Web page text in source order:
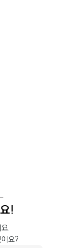
!
.
요?